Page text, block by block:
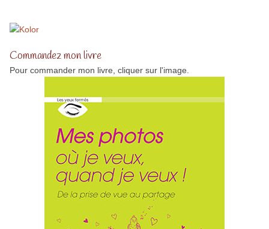
Commandez mon livre
Pour commander mon livre, cliquer sur l'image.